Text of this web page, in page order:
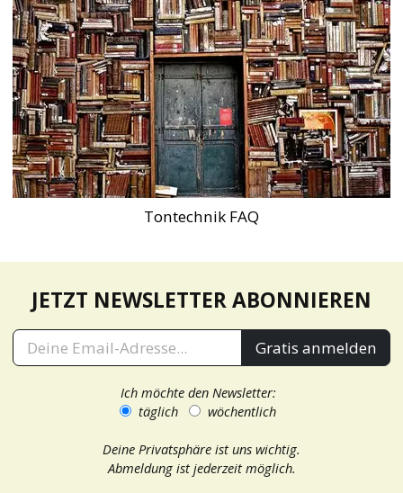
Tontechnik FAQ
JETZT NEWSLETTER ABONNIEREN
Gratis anmelden
Ich möchte den Newsletter:
täglich
wöchentlich
Deine Privatsphäre ist uns wichtig.
Abmeldung ist jederzeit möglich.